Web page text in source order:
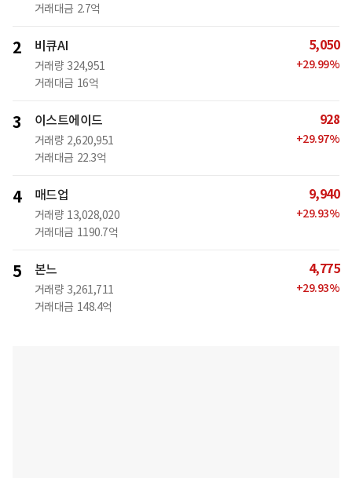
거래대금 2.7억
2 비큐AI
거래량 324,951
거래대금 16억
5,050
+29.99%
3 이스트에이드
거래량 2,620,951
거래대금 22.3억
928
+29.97%
4 매드업
거래량 13,028,020
거래대금 1190.7억
9,940
+29.93%
5 본느
거래량 3,261,711
거래대금 148.4억
4,775
+29.93%